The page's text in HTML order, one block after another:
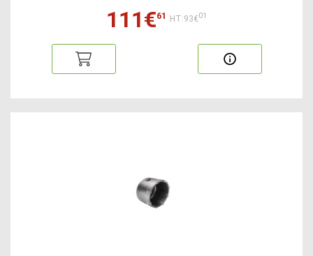
111€61 HT:93€01